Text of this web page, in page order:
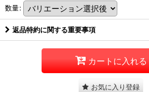
数量:
返品特約に関する重要事項
カートに入れる
お気に入り登録